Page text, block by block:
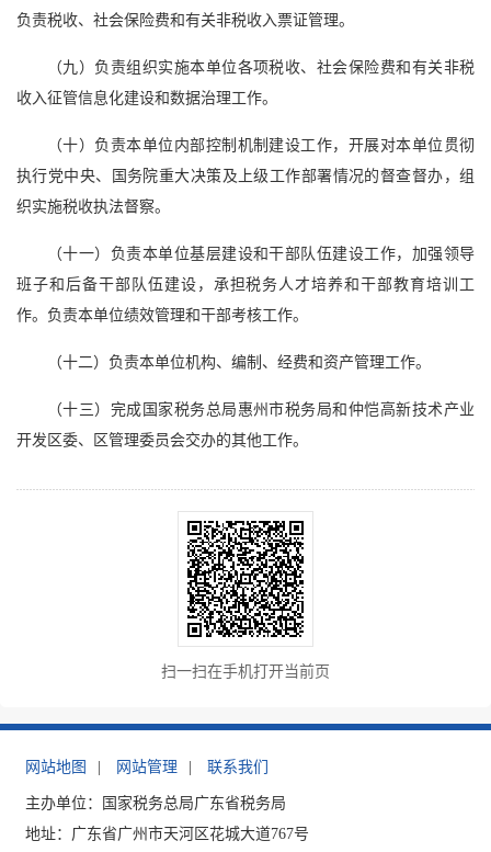
负责税收、社会保险费和有关非税收入票证管理。
（九）负责组织实施本单位各项税收、社会保险费和有关非税
收入征管信息化建设和数据治理工作。
（十）负责本单位内部控制机制建设工作，开展对本单位贯彻
执行党中央、国务院重大决策及上级工作部署情况的督查督办，组
织实施税收执法督察。
（十一）负责本单位基层建设和干部队伍建设工作，加强领导
班子和后备干部队伍建设，承担税务人才培养和干部教育培训工
作。负责本单位绩效管理和干部考核工作。
（十二）负责本单位机构、编制、经费和资产管理工作。
（十三）完成国家税务总局惠州市税务局和仲恺高新技术产业
开发区委、区管理委员会交办的其他工作。
扫一扫在手机打开当前页
网站地图 网站管理 联系我们
主办单位：国家税务总局广东省税务局
地址：广东省广州市天河区花城大道767号